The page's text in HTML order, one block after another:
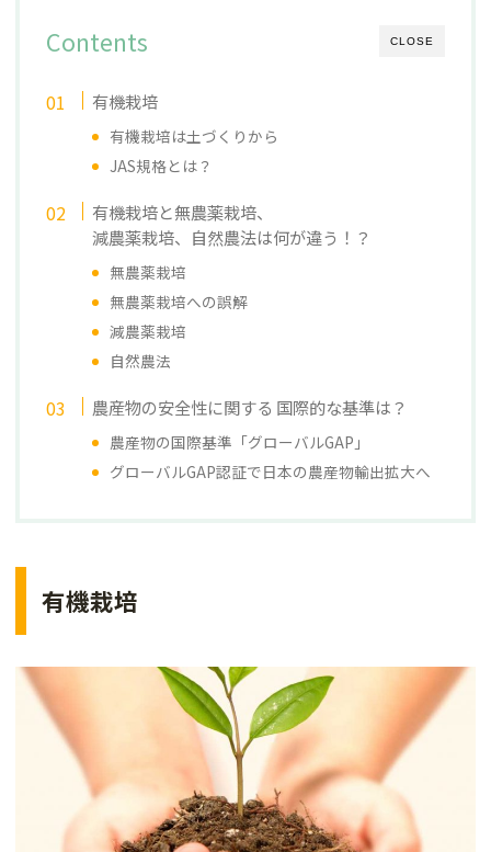
CLOSE
Contents
有機栽培
有機栽培は土づくりから
JAS規格とは？
有機栽培と無農薬栽培、
減農薬栽培、自然農法は何が違う！？
無農薬栽培
無農薬栽培への誤解
減農薬栽培
自然農法
農産物の安全性に関する 国際的な基準は？
農産物の国際基準「グローバルGAP」
グローバルGAP認証で日本の農産物輸出拡大へ
有機栽培